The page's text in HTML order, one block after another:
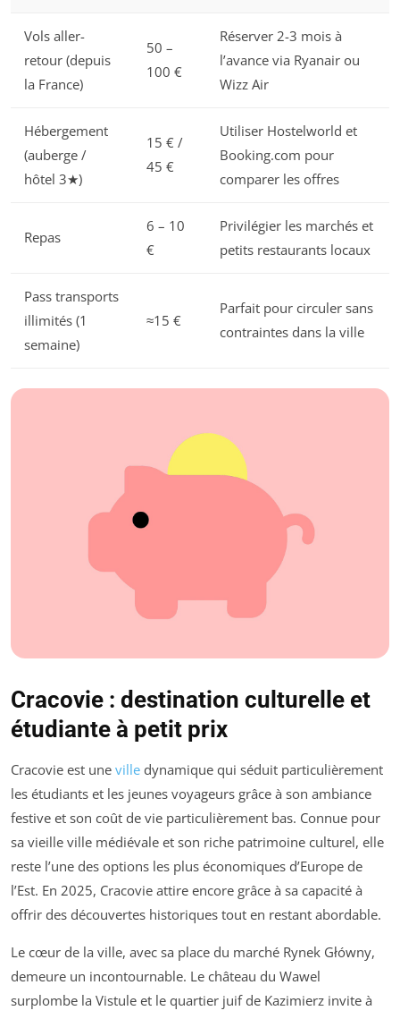
Vols aller-
retour (depuis
la France)
50 –
100 €
Réserver 2-3 mois à
l’avance via Ryanair ou
Wizz Air
Hébergement
(auberge /
hôtel 3★)
15 € /
45 €
Utiliser Hostelworld et
Booking.com pour
comparer les offres
Repas
6 – 10
€
Privilégier les marchés et
petits restaurants locaux
Pass transports
illimités (1
semaine)
≈15 €
Parfait pour circuler sans
contraintes dans la ville
Cracovie : destination culturelle et
étudiante à petit prix
Cracovie est une ville dynamique qui séduit particulièrement
les étudiants et les jeunes voyageurs grâce à son ambiance
festive et son coût de vie particulièrement bas. Connue pour
sa vieille ville médiévale et son riche patrimoine culturel, elle
reste l’une des options les plus économiques d’Europe de
l’Est. En 2025, Cracovie attire encore grâce à sa capacité à
offrir des découvertes historiques tout en restant abordable.
Le cœur de la ville, avec sa place du marché Rynek Główny,
demeure un incontournable. Le château du Wawel
surplombe la Vistule et le quartier juif de Kazimierz invite à